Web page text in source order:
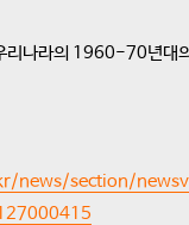
리나라의 1960-70년대
news/section/